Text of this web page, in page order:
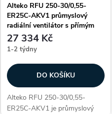
Alteko RFU 250-30/0,55-
ER25C-AKV1 průmyslový
radiální ventilátor s přímým
pohonem AC
27 334 Kč
1-2 týdny
DO KOŠÍKU
Alteko RFU 250-30/0,55-
ER25C-AKV1 je průmyslový